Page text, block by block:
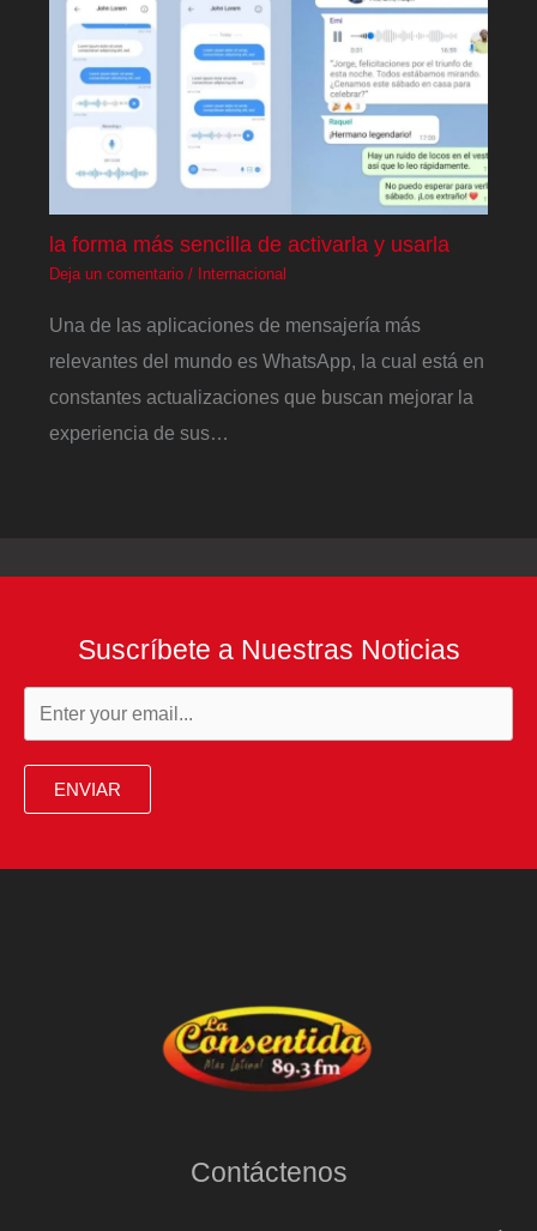
la forma más sencilla de activarla y usarla
Deja un comentario / Internacional
Una de las aplicaciones de mensajería más
relevantes del mundo es WhatsApp, la cual está en
constantes actualizaciones que buscan mejorar la
experiencia de sus…
Suscríbete a Nuestras Noticias
ENVIAR
Contáctenos